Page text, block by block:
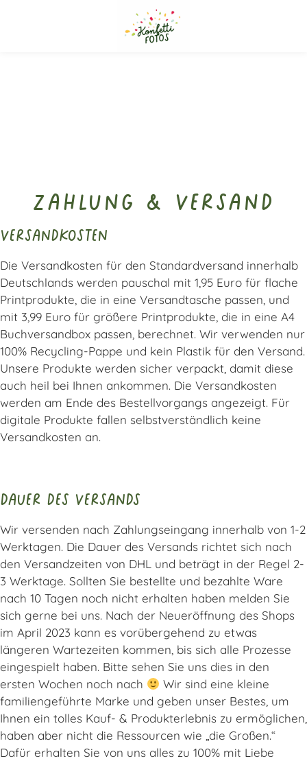
Zahlung & Versand
Versandkosten
Die Versandkosten für den Standardversand innerhalb
Deutschlands werden pauschal mit 1,95 Euro für flache
Printprodukte, die in eine Versandtasche passen, und
mit 3,99 Euro für größere Printprodukte, die in eine A4
Buchversandbox passen, berechnet. Wir verwenden nur
100% Recycling-Pappe und kein Plastik für den Versand.
Unsere Produkte werden sicher verpackt, damit diese
auch heil bei Ihnen ankommen. Die Versandkosten
werden am Ende des Bestellvorgangs angezeigt. Für
digitale Produkte fallen selbstverständlich keine
Versandkosten an.
Dauer des Versands
Wir versenden nach Zahlungseingang innerhalb von 1-2
Werktagen. Die Dauer des Versands richtet sich nach
den Versandzeiten von DHL und beträgt in der Regel 2-
3 Werktage. Sollten Sie bestellte und bezahlte Ware
nach 10 Tagen noch nicht erhalten haben melden Sie
sich gerne bei uns. Nach der Neueröffnung des Shops
im April 2023 kann es vorübergehend zu etwas
längeren Wartezeiten kommen, bis sich alle Prozesse
eingespielt haben. Bitte sehen Sie uns dies in den
ersten Wochen noch nach
Wir sind eine kleine
familiengeführte Marke und geben unser Bestes, um
Ihnen ein tolles Kauf- & Produkterlebnis zu ermöglichen,
haben aber nicht die Ressourcen wie „die Großen.“
Dafür erhalten Sie von uns alles zu 100% mit Liebe